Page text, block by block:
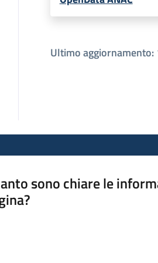
Ultimo aggiornamento:
sono chiare le